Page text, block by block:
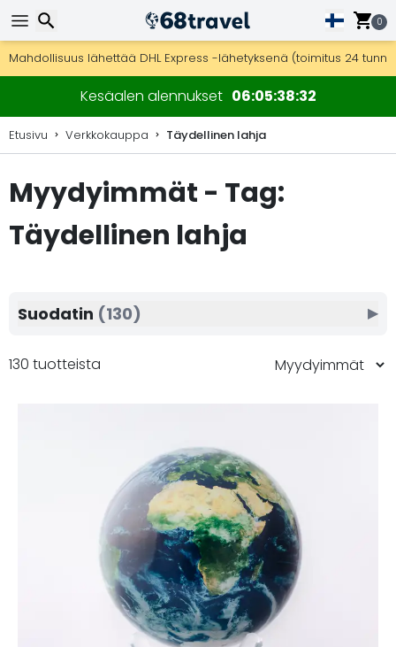
0
Ilmainen toimitus yli 275 € tilauksiin.
Mahdollisuus lähettää DHL Express -lähetyksenä (toimitus 24
30 päivää palautukseen, 90 päivää puukarttoihin ja koristeisiin.
Kesäalen alennukset 06053831
Etusivu Verkkokauppa Täydellinen lahja
Myydyimmät - Tag:
Täydellinen lahja
130 tuotteista
Suodatin (130) ▶
Etsi